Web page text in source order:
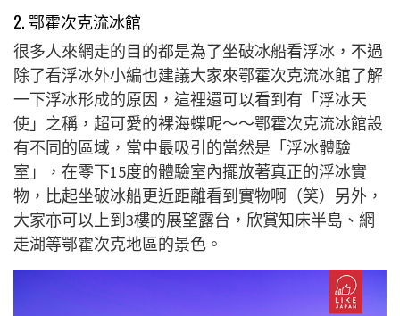
2. 鄂霍次克流冰館
很多人來網走的目的都是為了坐破冰船看浮冰 ，不過
除了看浮冰外小編也建議大家來鄂霍次克流冰館了解
一下浮冰形成的原因，這裡還可以看到有「浮冰天
使」之稱，超可愛的裸海蝶呢～～鄂霍次克流冰館設
有不同的區域，當中最吸引的當然是「浮冰體驗
室」，在零下15度的體驗室內擺放著真正的浮冰實
物，比起坐破冰船更近距離看到實物啊（笑）另外，
大家亦可以上到3樓的展望露台，欣賞知床半島、網
走湖等鄂霍次克地區的景色。